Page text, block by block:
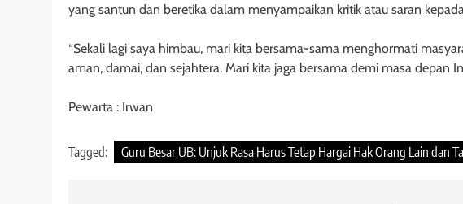
yang santun dan beretika dalam menyampaikan kritik atau saran
“Sekali lagi saya himbau, mari kita bersama-sama menghormati
aman, damai, dan sejahtera. Mari kita jaga bersama demi masa depan
Pewarta : Irwan
Tagged: Guru Besar UB: Unjuk Rasa Harus Tetap Hargai Hak Orang Lain dan